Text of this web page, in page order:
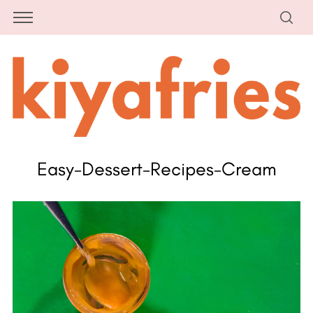
Easy-Dessert-Recipes-Cream